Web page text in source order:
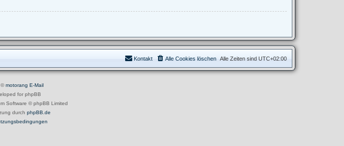
Alle Zeiten sind UTC+02:00
Alle Cookies löschen
Kontakt
©motorang E-Mail
for phpBB
Software © phpBB Limited
durch phpBB.de